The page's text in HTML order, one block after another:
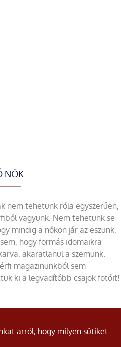
NŐK
nem tehetünk róla egyszerűen,
vagyunk. Nem tehetünk se
mindig a nőkön jár az eszünk,
hogy formás idomaikra
akaratlanul a szemünk.
magazinunkból sem
ki a legvadítóbb csajok fotóit!
arról, hogy milyen sütiket